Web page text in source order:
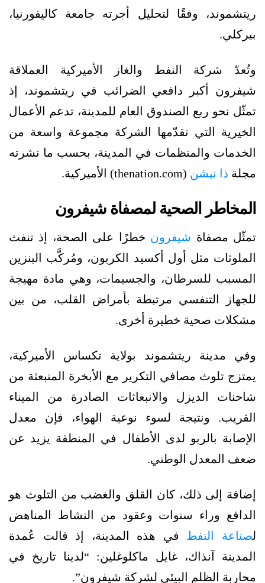
ريتشموند، وفقًا لتحليل أجرته جامعة كاليفورنيا،
بيركلي.
وتُعدّ شركة النفط والغاز الأميركية العملاقة
شيفرون أكبر دافعي الضرائب في ريتشموند، إذ
تمثّل نحو ربع الصندوق العام للمدينة، تدعم الأعمال
الخيرية التي تقدّمها الشركة مجموعة واسعة من
الخدمات والمنظمات في المدينة، بحسب ما نشرته
مجلة ذا نيشن (thenation.com) الأميركية.
المخاطر الصحية لمصفاة شيفرون
تمثّل مصفاة شيفرون خطرًا على الصحة، إذ تنفث
الملوثات مثل أول أكسيد الكربون، ومُركَّب البنزين
المسبب للسرطان، والجسيمات، وهي مادة مهيجة
للجهاز التنفسي مرتبطة بأمراض القلب، من بين
مشكلات صحية خطيرة أخرى.
وفي مدينة ريتشموند بولاية تكساس الأميركية،
يمتزج تلوث مصافي التكرير مع الأبخرة المنبعثة من
شاحنات الديزل والانبعاثات الصادرة من الميناء
القريب. ونتيجة لسوء نوعية الهواء، فإن معدل
الإصابة بالربو لدى الأطفال في المنطقة يزيد عن
ضعف المعدل الوطني.
إضافة إلى ذلك، كان القلق والغضب من التلوث هو
الدافع وراء سنوات وعقود من النشاط المناهض
لصناعة النفط في هذه المدينة، إذ قالت عُمدة
المدينة آنذاك، غايل ماكلوغلين: “لدينا تاريخ في
محاربة الظلم البيئي لشركة شيفرون”.